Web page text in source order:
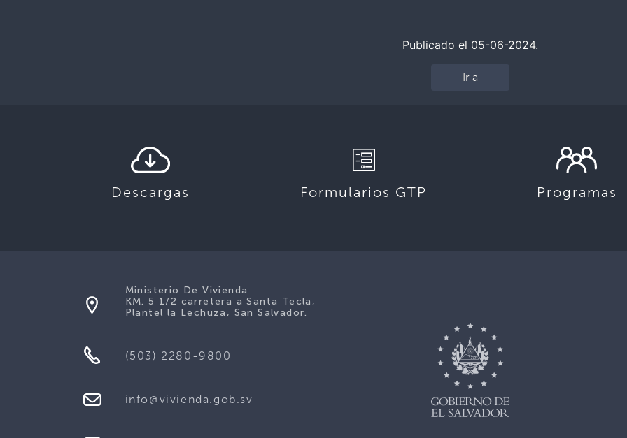
Publicado el 05-06-2024.
Ir a
Descargas Formularios GTP Programas
Ministerio De Vivienda
KM. 5 1/2 carretera a Santa Tecla,
Plantel la Lechuza, San Salvador.
(503) 2280-9800
info@vivienda.gob.sv